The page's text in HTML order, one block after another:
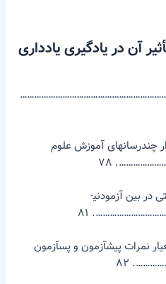
آن در یادگیری یادداری
چندرسانه­ای آموزش علوم
۷۸
جدول ۴-۱: ویژگی­های جمعیت­شناختی در بین آزمودنی­
۸۱
معیار نمرات پیش­آزمون و پس­آزمون
۸۲